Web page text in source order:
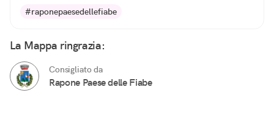
#raponepaesedellefiabe
La Mappa ringrazia:
Consigliato da
Rapone Paese delle Fiabe